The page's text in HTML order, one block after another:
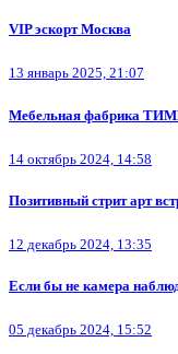
VIP эскорт Москва
13 январь 2025, 21:07
Мебельная фабрика
14 октябрь 2024, 14:58
Позитивный стрит арт
12 декабрь 2024, 13:35
Если бы не камера
05 декабрь 2024, 15:52